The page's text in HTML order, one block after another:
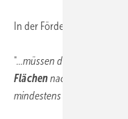
In der Förderrichtlinie steht:
"...müssen die durch die
Flächennach
mindestens 65 Prozent